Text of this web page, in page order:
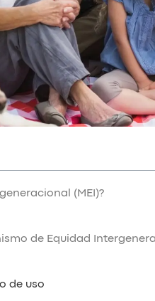
(MEI)?
de Equidad
de uso